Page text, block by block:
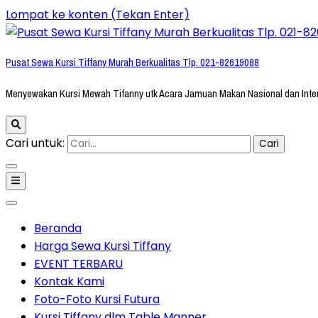
Lompat ke konten (Tekan Enter)
Pusat Sewa Kursi Tiffany Murah Berkualitas Tlp. 021-82619088
Menyewakan Kursi Mewah Tifanny utk Acara Jamuan Makan Nasional dan
Cari untuk:
Beranda
Harga Sewa Kursi Tiffany
EVENT TERBARU
Kontak Kami
Foto-Foto Kursi Futura